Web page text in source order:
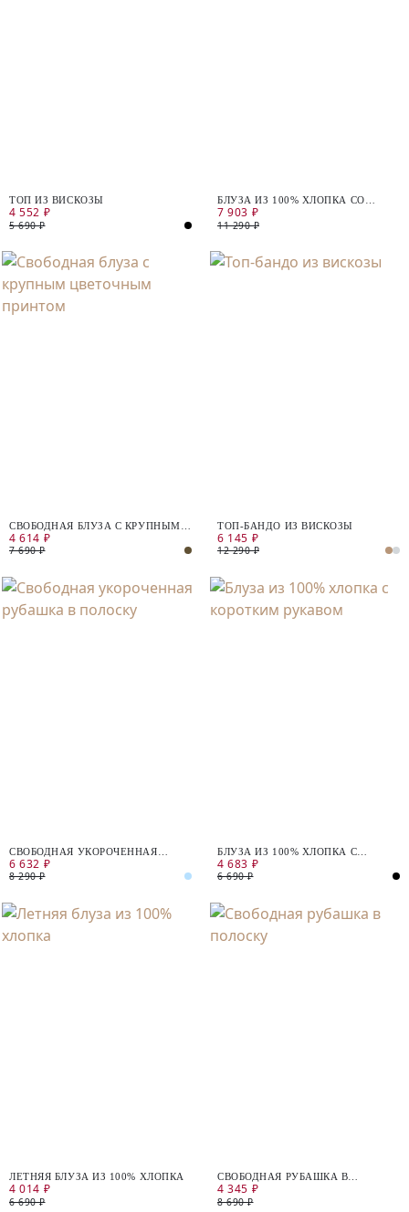
ТОП ИЗ ВИСКОЗЫ
4 552 ₽
5 690 ₽
БЛУЗА ИЗ 100% ХЛОПКА СО
СТРАЗАМИ
7 903 ₽
11 290 ₽
СВОБОДНАЯ БЛУЗА С КРУПНЫМ
ЦВЕТОЧНЫМ ПРИНТОМ
4 614 ₽
7 690 ₽
ТОП-БАНДО ИЗ ВИСКОЗЫ
6 145 ₽
12 290 ₽
СВОБОДНАЯ УКОРОЧЕННАЯ
РУБАШКА В ПОЛОСКУ
6 632 ₽
8 290 ₽
БЛУЗА ИЗ 100% ХЛОПКА С
КОРОТКИМ РУКАВОМ
4 683 ₽
6 690 ₽
ЛЕТНЯЯ БЛУЗА ИЗ 100% ХЛОПКА
4 014 ₽
6 690 ₽
СВОБОДНАЯ РУБАШКА В
ПОЛОСКУ
4 345 ₽
8 690 ₽